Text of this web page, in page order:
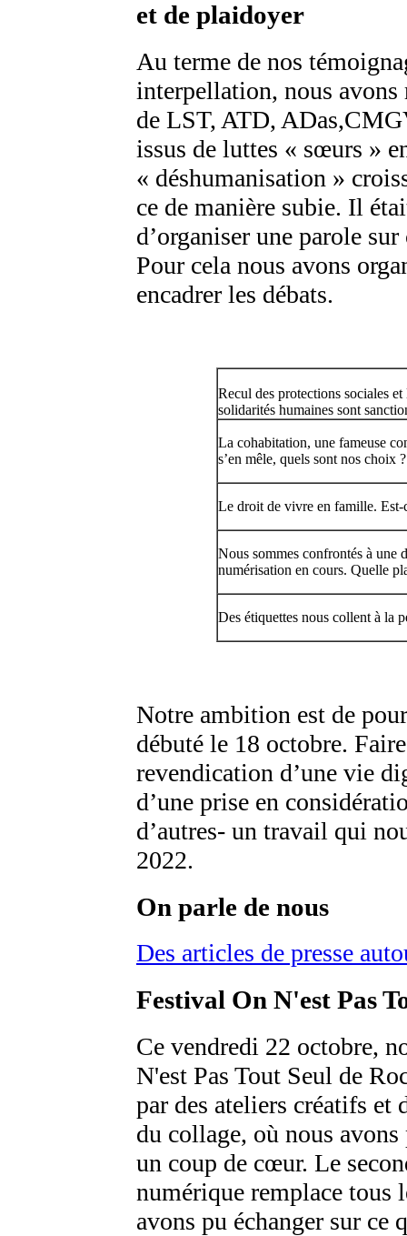
et de plaidoyer
Au terme de nos
interpellation, nous
de LST, ATD,
issus de luttes « sœurs »
« déshumanisation »
ce de manière subie. Il
d’organiser une parole
Pour cela nous avons
encadrer les débats.
Recul des protections sociales
solidarités humaines sont
La cohabitation, une fameuse
s’en mêle, quels sont nos choix ?
Le droit de vivre en famille.
Nous sommes confrontés à une
numérisation en cours. Quelle
Des étiquettes nous collent à la
Notre ambition est de
débuté le 18 octobre.
revendication d’une vie
d’une prise en
d’autres- un travail qui
2022.
On parle de nous
Des articles de presse
Festival On N'est Pas
Ce vendredi 22 octobre,
N'est Pas Tout Seul de
par des ateliers créatifs et
du collage, où nous
un coup de cœur. Le
numérique remplace tous
avons pu échanger sur ce